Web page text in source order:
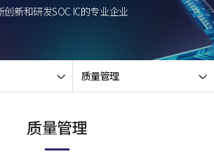
创新和研发SOC IC的专业企业
质量管理
质量管理